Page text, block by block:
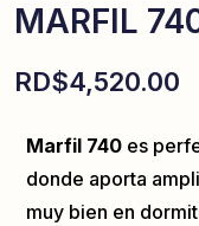
MARFIL
RD$4,520.00
Marfil 740 es
donde aporta
muy bien en